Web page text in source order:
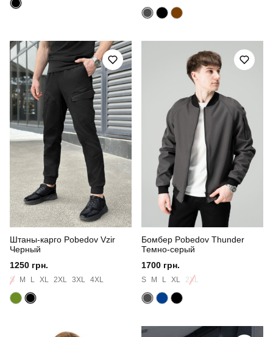
Штаны-карго Pobedov Vzir
Черный
1250 грн.
S M L XL 2XL 3XL 4XL
Бомбер Pobedov Thunder
Темно-серый
1700 грн.
S M L XL 2XL